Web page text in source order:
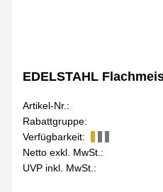
EDELSTAHL
Artikel-Nr.:
Rabattgruppe:
Verfügbarkeit:
Netto exkl. MwSt.:
UVP inkl. MwSt.: